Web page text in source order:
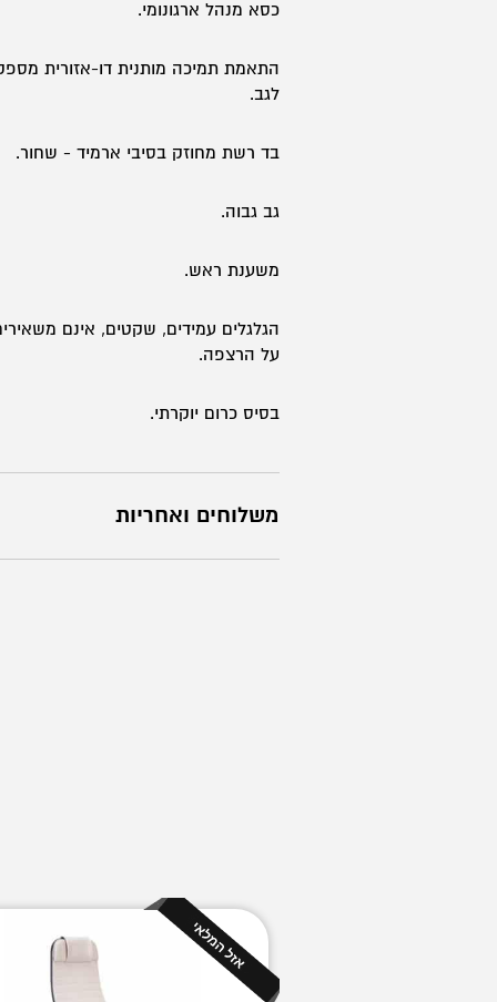
Edition
כסא מנהל ארגונומי.
התאמת תמיכה מותנית דו-אזורית
לגב.
בד רשת מחוזק בסיבי ארמיד - שחור.
גב גבוה.
משענת ראש.
הגלגלים עמידים, שקטים, אינם
על הרצפה.
בסיס כרום יוקרתי.
משלוחים ואחריות